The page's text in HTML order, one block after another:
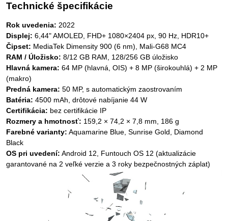
Technické špecifikácie
Rok uvedenia: 2022
Displej: 6,44" AMOLED, FHD+ 1080×2404 px, 90 Hz, HDR10+
Čipset: MediaTek Dimensity 900 (6 nm), Mali-G68 MC4
RAM / Úložisko: 8/12 GB RAM, 128/256 GB úložisko
Hlavná kamera: 64 MP (hlavná, OIS) + 8 MP (širokouhlá) + 2 MP
(makro)
Predná kamera: 50 MP, s automatickým zaostrovaním
Batéria: 4500 mAh, drôtové nabíjanie 44 W
Certifikácia: bez certifikácie IP
Rozmery a hmotnosť: 159,2 × 74,2 × 7,8 mm, 186 g
Farebné varianty: Aquamarine Blue, Sunrise Gold, Diamond
Black
OS pri uvedení: Android 12, Funtouch OS 12 (aktualizácie
garantované na 2 veľké verzie a 3 roky bezpečnostných záplat)